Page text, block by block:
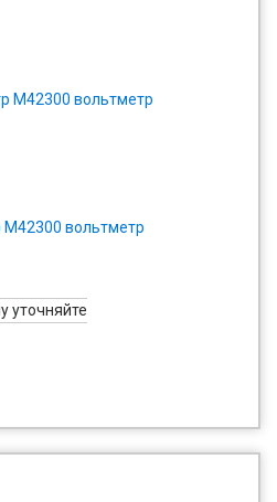
вольтметр
уточняйте